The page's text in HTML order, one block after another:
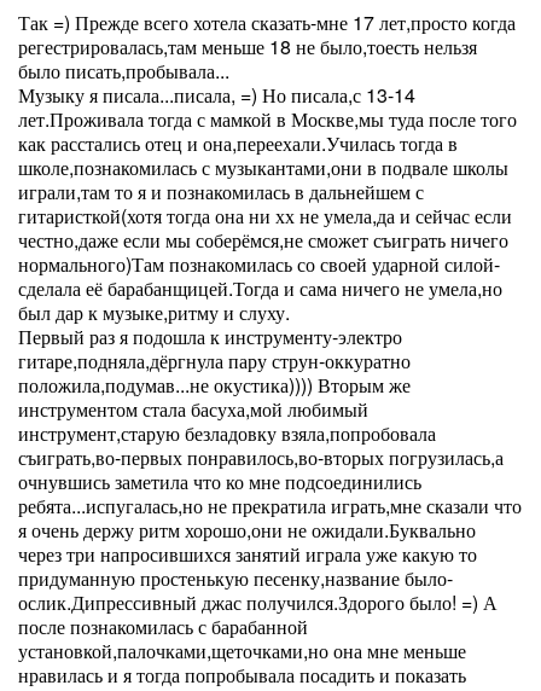
Так =) Прежде всего хотела сказать-мне 17 лет,просто когда
регестрировалась,там меньше 18 не было,тоесть нельзя
было писать,пробывала...
Музыку я писала...писала, =) Но писала,с 13-14
лет.Проживала тогда с мамкой в Москве,мы туда после того
как расстались отец и она,переехали.Училась тогда в
школе,познакомилась с музыкантами,они в подвале школы
играли,там то я и познакомилась в дальнейшем с
гитаристкой(хотя тогда она ни хх не умела,да и сейчас если
честно,даже если мы соберёмся,не сможет съиграть ничего
нормального)Там познакомилась со своей ударной силой-
сделала её барабанщицей.Тогда и сама ничего не умела,но
был дар к музыке,ритму и слуху.
Первый раз я подошла к инструменту-электро
гитаре,подняла,дёргнула пару струн-оккуратно
положила,подумав...не окустика)))) Вторым же
инструментом стала басуха,мой любимый
инструмент,старую безладовку взяла,попробовала
съиграть,во-первых понравилось,во-вторых погрузилась,а
очнувшись заметила что ко мне подсоединились
ребята...испугалась,но не прекратила играть,мне сказали что
я очень держу ритм хорошо,они не ожидали.Буквально
через три напросившихся занятий играла уже какую то
придуманную простенькую песенку,название было-
ослик.Дипрессивный джас получился.Здорого было! =) А
после познакомилась с барабанной
установкой,палочками,щеточками,но она мне меньше
нравилась и я тогда попробывала посадить и показать